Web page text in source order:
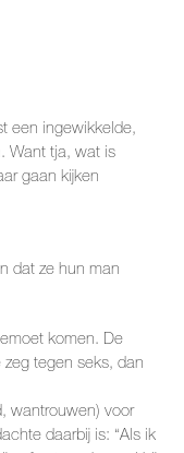
een ingewikkelde,
Want tja, wat is
gaan kijken
dat ze hun man
komen. De
zeg tegen seks, dan
wantrouwen) voor
daarbij is: “Als ik